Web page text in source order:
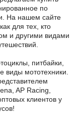
по
На нашем сайте
для тех, кто
и другими видами
питбайки,
виды мототехники.
AP Racing,
клиентов у